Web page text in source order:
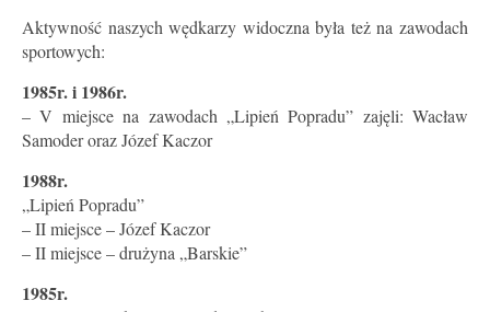
Aktywność naszych wędkarzy widoczna była też na zawodach
sportowych:
1985r. i 1986r.
– V miejsce na zawodach „Lipień Popradu” zajęli: Wacław
Samoder oraz Józef Kaczor
1988r.
„Lipień Popradu”
– II miejsce – Józef Kaczor
– II miejsce – drużyna „Barskie”
1985r.